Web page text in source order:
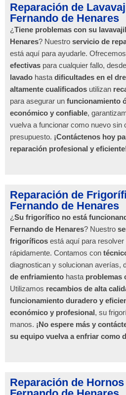
Reparación de
Fernando de Henares
¿Tiene problemas con su
Henares? Nuestro servicio de
está aquí para ayudarle. Ofrecemos
efectivas para cualquier fallo, desde
lavado hasta dificultades en el
altamente cualificados utilizan
para asegurar un funcionamiento
económico y confiable,
vuelva a funcionar como nuevo sin
presupuesto. ¡Contáctenos hoy
reparación profesional y
Reparación de
Fernando de Henares
¿Su frigorífico no está
Fernando de Henares? Nuestro
frigoríficos está aquí para
rápidamente. Contamos con
diagnostican y solucionan averías,
de enfriamiento hasta problemas
Utilizamos recambios de alta
funcionamiento duradero y
económico y profesional, su
manos. ¡No espere más y
su equipo vuelva a enfriar como
Reparación de Hornos